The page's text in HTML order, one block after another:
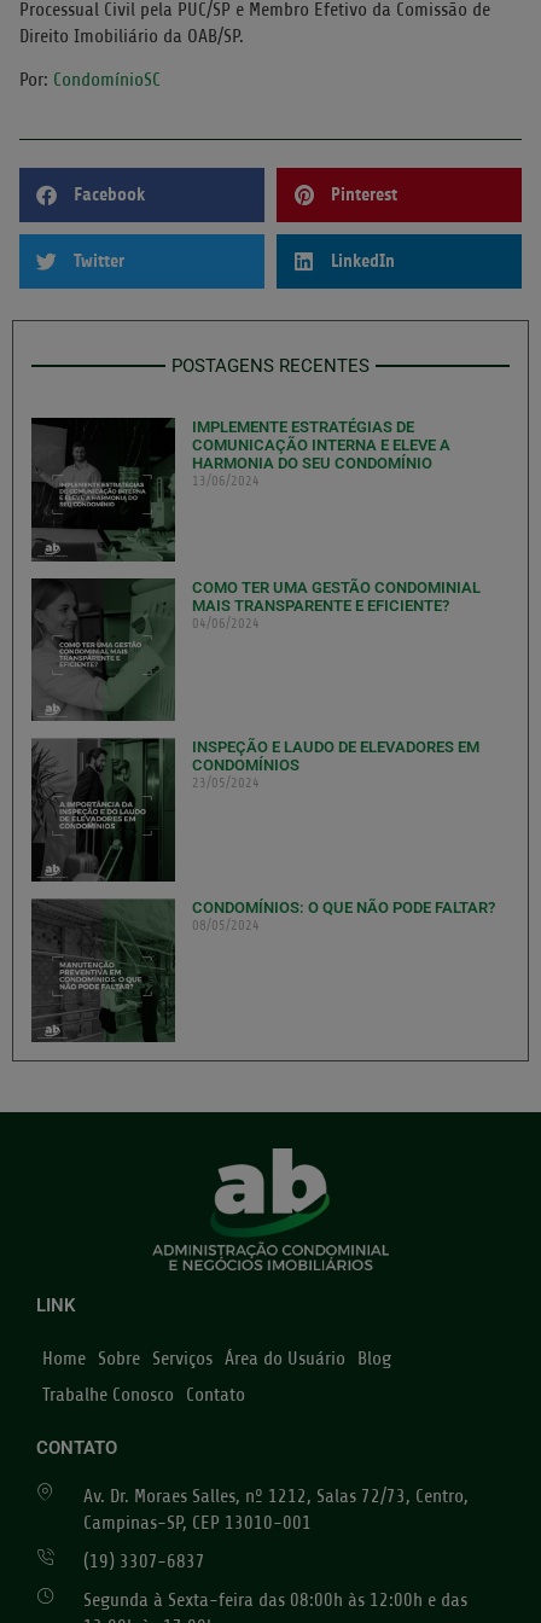
Processual Civil pela PUC/SP e Membro Efetivo da Comissão de
Direito Imobiliário da OAB/SP.
Por: CondomínioSC
Facebook Pinterest
Twitter LinkedIn
POSTAGENS RECENTES
IMPLEMENTE ESTRATÉGIAS DE
COMUNICAÇÃO INTERNA E ELEVE A
HARMONIA DO SEU CONDOMÍNIO
13/06/2024
COMO TER UMA GESTÃO CONDOMINIAL
MAIS TRANSPARENTE E EFICIENTE?
04/06/2024
INSPEÇÃO E LAUDO DE ELEVADORES EM
CONDOMÍNIOS
23/05/2024
CONDOMÍNIOS: O QUE NÃO PODE FALTAR?
08/05/2024
LINK
Home Sobre Serviços Área do Usuário
Blog
Trabalhe Conosco
Contato
CONTATO
Av. Dr. Moraes Salles, nº 1212, Salas 72/73, Centro,
Campinas-SP, CEP 13010-001
(19) 3307-6837
Segunda à Sexta-feira das 08:00h às 12:00h e das